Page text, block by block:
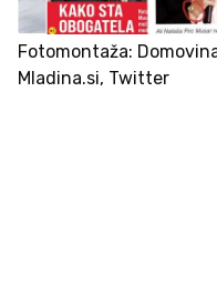
Fotomontaža:
Mladina.si, Twitter